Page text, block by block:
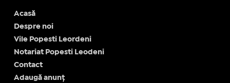
Acasă
Despre noi
Vile Popesti Leordeni
Notariat Popesti Leodeni
Contact
Adaugă anunț